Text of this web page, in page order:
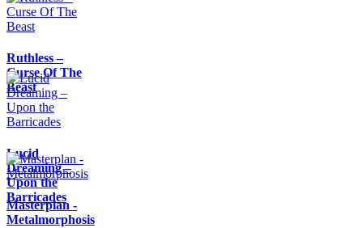
Ruthless –
Curse Of The
Beast
Lucid
Dreaming –
Upon the
Barricades
Masterplan -
Metalmorphosis